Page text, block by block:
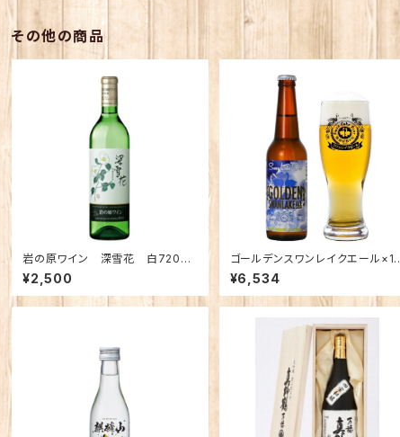
その他の商品
岩の原ワイン 深雪花 白720ｍ
ｌ
¥2,500
ゴールデンスワンレイクエール×12
本
¥6,534